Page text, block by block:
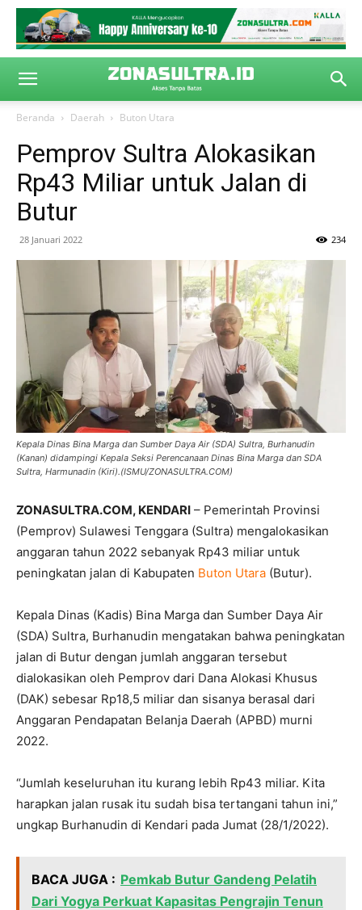
Beranda Daerah Buton Utara
Pemprov Sultra Alokasikan
Rp43 Miliar untuk Jalan di
Butur
28 Januari 2022 234
Kepala Dinas Bina Marga dan Sumber Daya Air (SDA) Sultra, Burhanudin
(Kanan) didampingi Kepala Seksi Perencanaan Dinas Bina Marga dan SDA
Sultra, Harmunadin (Kiri).(ISMU/ZONASULTRA.COM)
ZONASULTRA.COM, KENDARI – Pemerintah Provinsi
(Pemprov) Sulawesi Tenggara (Sultra) mengalokasikan
anggaran tahun 2022 sebanyak Rp43 miliar untuk
peningkatan jalan di Kabupaten Buton Utara (Butur).
Kepala Dinas (Kadis) Bina Marga dan Sumber Daya Air
(SDA) Sultra, Burhanudin mengatakan bahwa peningkatan
jalan di Butur dengan jumlah anggaran tersebut
dialokasikan oleh Pemprov dari Dana Alokasi Khusus
(DAK) sebesar Rp18,5 miliar dan sisanya berasal dari
Anggaran Pendapatan Belanja Daerah (APBD) murni
2022.
“Jumlah keseluruhan itu kurang lebih Rp43 miliar. Kita
harapkan jalan rusak itu sudah bisa tertangani tahun ini,”
ungkap Burhanudin di Kendari pada Jumat (28/1/2022).
BACA JUGA : Pemkab Butur Gandeng Pelatih
Dari Yogya Perkuat Kapasitas Pengrajin Tenun